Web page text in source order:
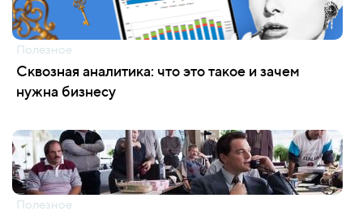
Полезное
Сквозная аналитика: что это такое и зачем
нужна бизнесу
Полезное